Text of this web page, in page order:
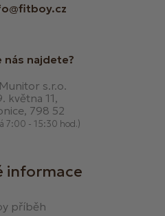
nás najdete?
s.r.o.
května 11,
798 52
7:00 - 15:30 hod.)
informace
příběh